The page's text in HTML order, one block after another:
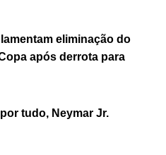
eliminação do
após derrota para
tudo, Neymar Jr.